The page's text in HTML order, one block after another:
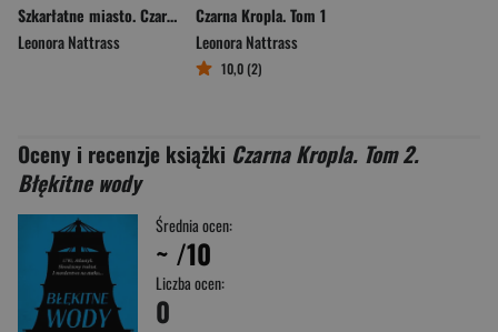
Szkarłatne miasto. Czarna Kropla. Tom 3
Leonora Nattrass
Czarna Kropla. Tom 1
Leonora Nattrass
10,0 (2)
Oceny i recenzje książki Czarna Kropla. Tom 2.
Błękitne wody
Średnia ocen:
~ /10
Liczba ocen:
0